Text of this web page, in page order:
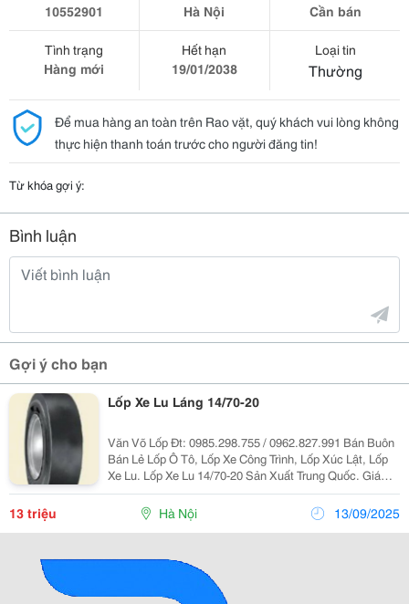
10552901
Hà Nội
Cần bán
Tình trạng
Hàng mới
Hết hạn
19/01/2038
Loại tin
Thường
Để mua hàng an toàn trên Rao vặt, quý khách vui lòng không
thực hiện thanh toán trước cho người đăng tin!
Từ khóa gợi ý:
Bình luận
Gợi ý cho bạn
Lốp Xe Lu Láng 14/70-20
Văn Võ Lốp Đt: 0985.298.755 / 0962.827.991 Bán Buôn
Bán Lẻ Lốp Ô Tô, Lốp Xe Công Trình, Lốp Xúc Lật, Lốp
Xe Lu. Lốp Xe Lu 14/70-20 Sản Xuất Trung Quốc. Giá
Tốt Nhất, Vat=100%, Giao Hàng Nhanh Chóng Trên
Toàn Quốc. Liên Hệ: Mr Văn - Phụ
13 triệu Hà Nội 13/09/2025